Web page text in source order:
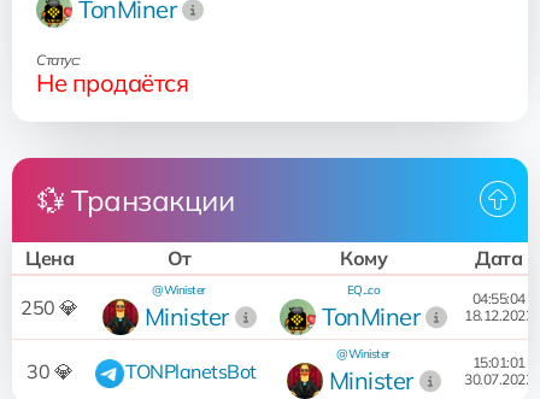
TonMiner
Статус:
Не продаётся
💱 Транзакции
Цена От Кому Дата
250 💎 Minister
@Winister
TonMiner
EQ...co
04:55:04
18.12.2023
30 💎 TONPlanetsBot Minister
@Winister
15:01:01
30.07.2022